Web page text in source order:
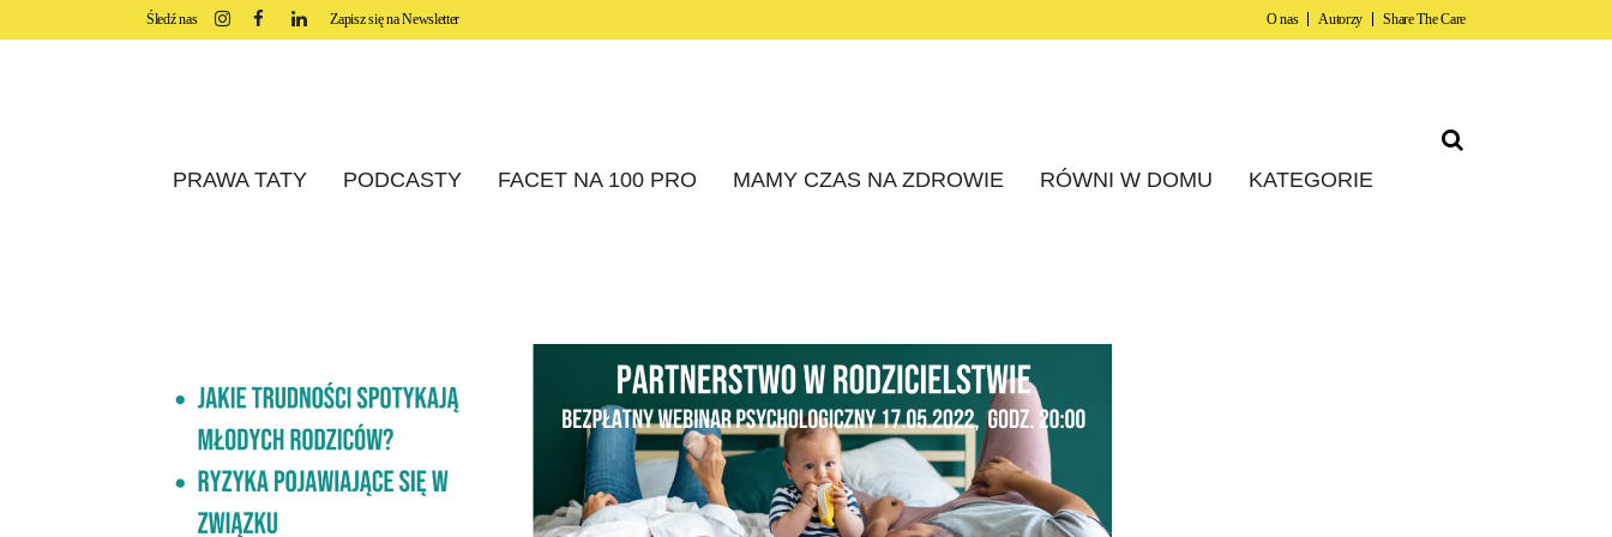
Śledź nas Zapisz się na Newsletter O nas Autorzy Share The Care
PRAWA TATY PODCASTY FACET NA 100 PRO MAMY CZAS NA ZDROWIE RÓWNI W DOMU KATEGORIE